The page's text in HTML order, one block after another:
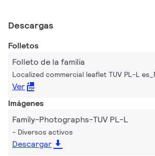
Descargas
Folletos
Folleto de la familia
Localized commercial leaflet TUV PL-L
Ver
Imágenes
Family-Photographs-TUV PL-L
Diversos activos
Descargar